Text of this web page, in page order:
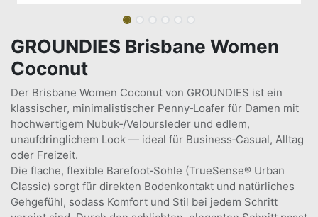
GROUNDIES Brisbane Women
Coconut
Der Brisbane Women Coconut von GROUNDIES ist ein
klassischer, minimalistischer Penny‑Loafer für Damen mit
hochwertigem Nubuk‑/Veloursleder und edlem,
unaufdringlichem Look — ideal für Business‑Casual, Alltag
oder Freizeit.
Die flache, flexible Barefoot‑Sohle (TrueSense® Urban
Classic) sorgt für direkten Bodenkontakt und natürliches
Gehgefühl, sodass Komfort und Stil bei jedem Schritt